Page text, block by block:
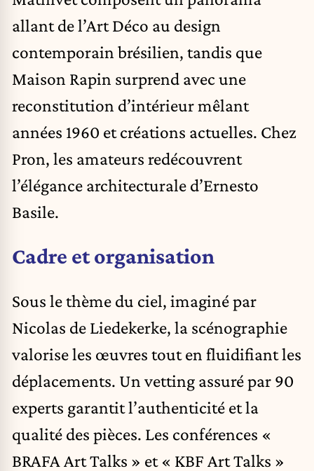
allant de l’Art Déco au design
contemporain brésilien, tandis que
Maison Rapin surprend avec une
reconstitution d’intérieur mêlant
années 1960 et créations actuelles. Chez
Pron, les amateurs redécouvrent
l’élégance architecturale d’Ernesto
Basile.
Cadre et organisation
Sous le thème du ciel, imaginé par
Nicolas de Liedekerke, la scénographie
valorise les œuvres tout en fluidifiant les
déplacements. Un vetting assuré par 90
experts garantit l’authenticité et la
qualité des pièces. Les conférences «
BRAFA Art Talks » et « KBF Art Talks »